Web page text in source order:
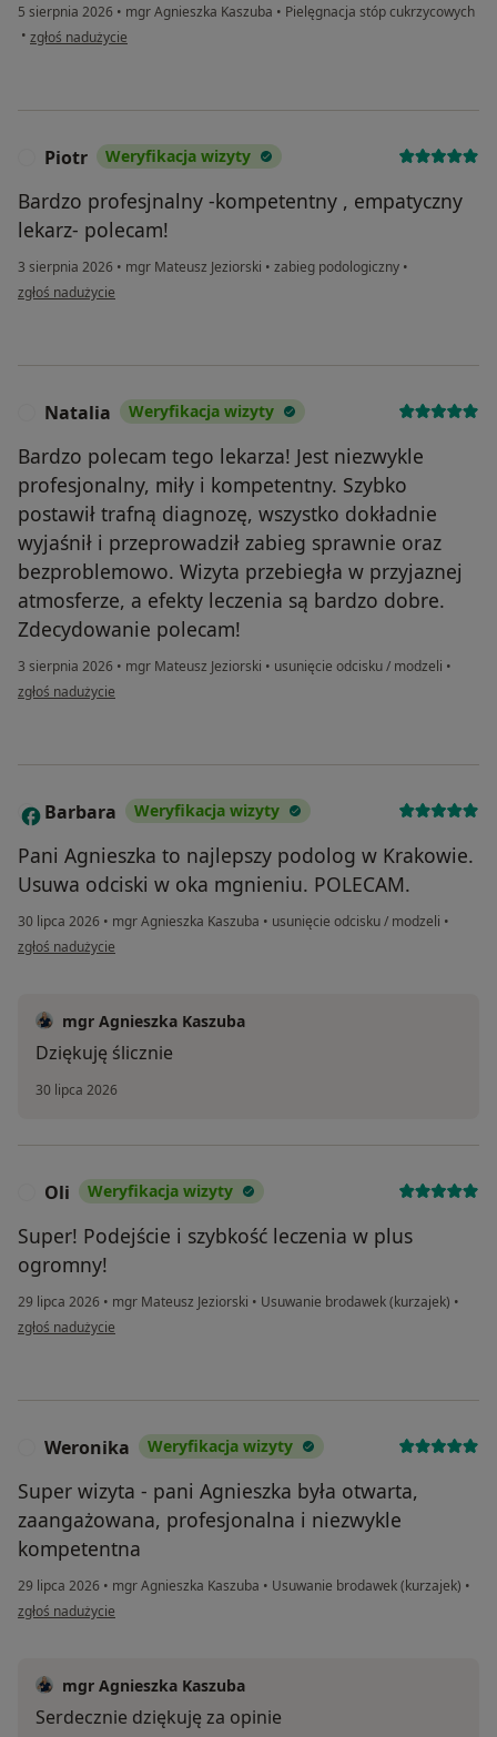
5 sierpnia 2026 • mgr Agnieszka Kaszuba • Pielęgnacja stóp cukrzycowych
• w opinii użytkownika Beata
zgłoś nadużycie
Piotr Weryfikacja wizyty
Bardzo profesjnalny -kompetentny , empatyczny
lekarz- polecam!
3 sierpnia 2026 • mgr Mateusz Jeziorski • zabieg podologiczny •
w opinii użytkownika Piotr
zgłoś nadużycie
Natalia Weryfikacja wizyty
Bardzo polecam tego lekarza! Jest niezwykle
profesjonalny, miły i kompetentny. Szybko
postawił trafną diagnozę, wszystko dokładnie
wyjaśnił i przeprowadził zabieg sprawnie oraz
bezproblemowo. Wizyta przebiegła w przyjaznej
atmosferze, a efekty leczenia są bardzo dobre.
Zdecydowanie polecam!
3 sierpnia 2026 • mgr Mateusz Jeziorski • usunięcie odcisku / modzeli •
w opinii użytkownika Natalia
zgłoś nadużycie
B Barbara Weryfikacja wizyty
Pani Agnieszka to najlepszy podolog w Krakowie.
Usuwa odciski w oka mgnieniu. POLECAM.
30 lipca 2026 • mgr Agnieszka Kaszuba • usunięcie odcisku / modzeli •
w opinii użytkownika Barbara
zgłoś nadużycie
mgr Agnieszka Kaszuba
Dziękuję ślicznie
30 lipca 2026
Oli Weryfikacja wizyty
Super! Podejście i szybkość leczenia w plus
ogromny!
29 lipca 2026 • mgr Mateusz Jeziorski • Usuwanie brodawek (kurzajek) •
w opinii użytkownika Oli
zgłoś nadużycie
Weronika Weryfikacja wizyty
Super wizyta - pani Agnieszka była otwarta,
zaangażowana, profesjonalna i niezwykle
kompetentna
29 lipca 2026 • mgr Agnieszka Kaszuba • Usuwanie brodawek (kurzajek) •
w opinii użytkownika Weronika
zgłoś nadużycie
mgr Agnieszka Kaszuba
Serdecznie dziękuję za opinie